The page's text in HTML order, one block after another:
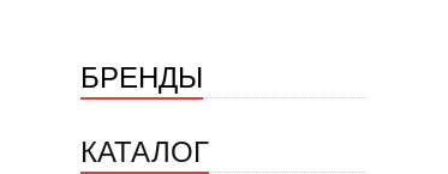
БРЕНДЫ
КАТАЛОГ